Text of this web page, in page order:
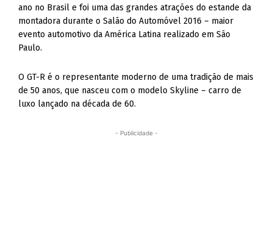
ano no Brasil e foi uma das grandes atrações do estande da
montadora durante o Salão do Automóvel 2016 – maior
evento automotivo da América Latina realizado em São
Paulo.
O GT-R é o representante moderno de uma tradição de mais
de 50 anos, que nasceu com o modelo Skyline – carro de
luxo lançado na década de 60.
- Publicidade -